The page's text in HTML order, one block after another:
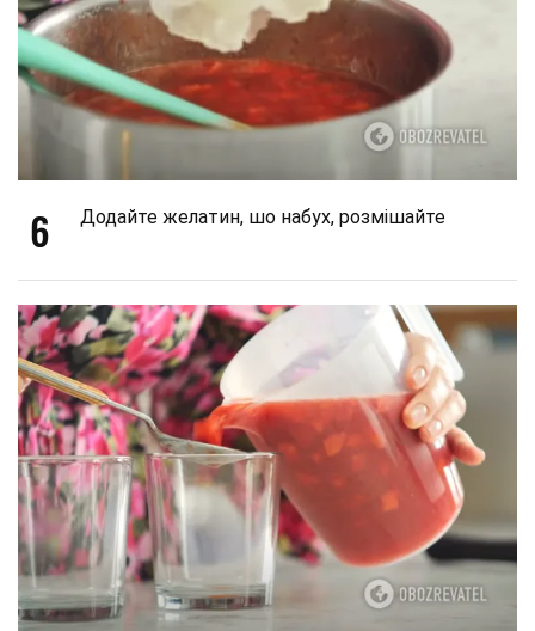
6 Додайте желатин, шо набух, розмішайте